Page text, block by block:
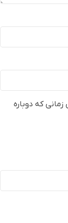
که دوباره